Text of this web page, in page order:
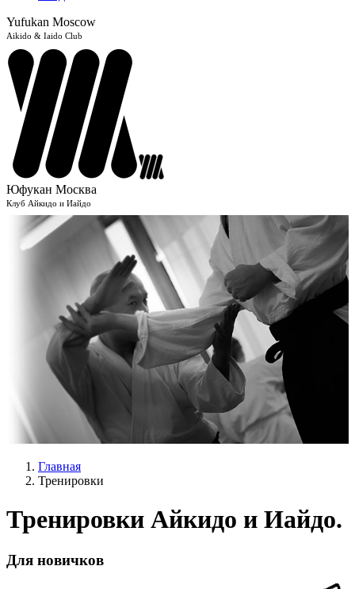
Yufukan Moscow
Aikido & Iaido Club
Юфукан Москва
Клуб Айкидо и Иайдо
Главная
Тренировки
Тренировки Айкидо и Иайдо.
Для новичков